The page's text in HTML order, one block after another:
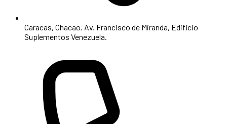
Caracas, Chacao. Av. Francisco de Miranda, Edificio
Suplementos Venezuela.